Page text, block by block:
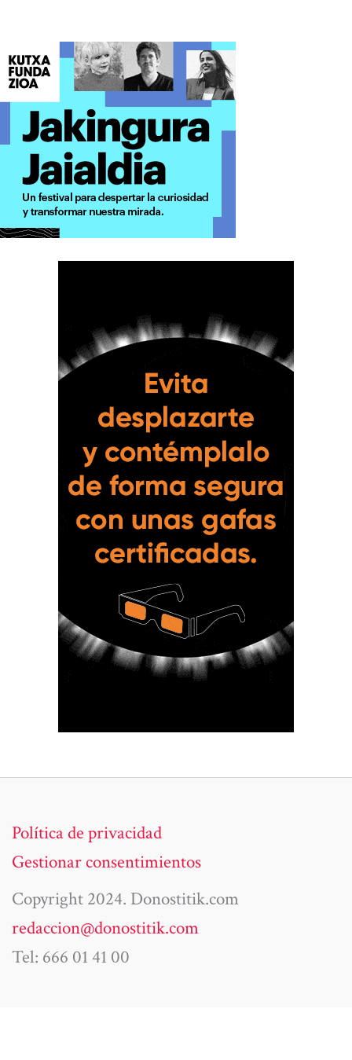
Política de privacidad
Gestionar consentimientos
Copyright 2024. Donostitik.com
redaccion@donostitik.com
Tel: 666 01 41 00